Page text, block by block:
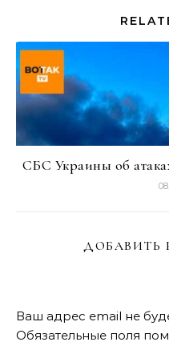
СБС Украины об
ДОБАВИТЬ
Ваш адрес email не
Обязательные поля